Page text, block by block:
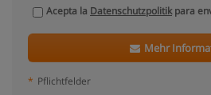
Acepta la Datenschutzpolitikpara
Mehr
* Pflichtfelder